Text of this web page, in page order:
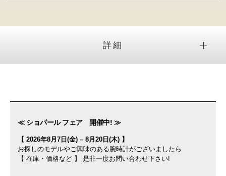
詳細
≪ ショパール フェア 開催中! ≫
【 2026年8月7日(金) – 8月20日(木) 】
お探しのモデルやご興味のある腕時計がございましたら
【 在庫・価格など 】 是非一度お問い合わせ下さい!